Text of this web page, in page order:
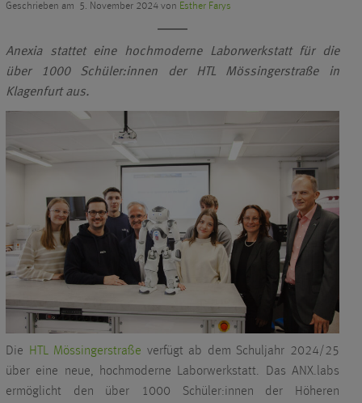
Geschrieben am 5. November 2024 von Esther Farys
Anexia stattet eine hochmoderne Laborwerkstatt für die
über 1000 Schüler:innen der HTL Mössingerstraße in
Klagenfurt aus.
Die HTL Mössingerstraße verfügt ab dem Schuljahr 2024/25
über eine neue, hochmoderne Laborwerkstatt. Das ANX.labs
ermöglicht den über 1000 Schüler:innen der Höheren